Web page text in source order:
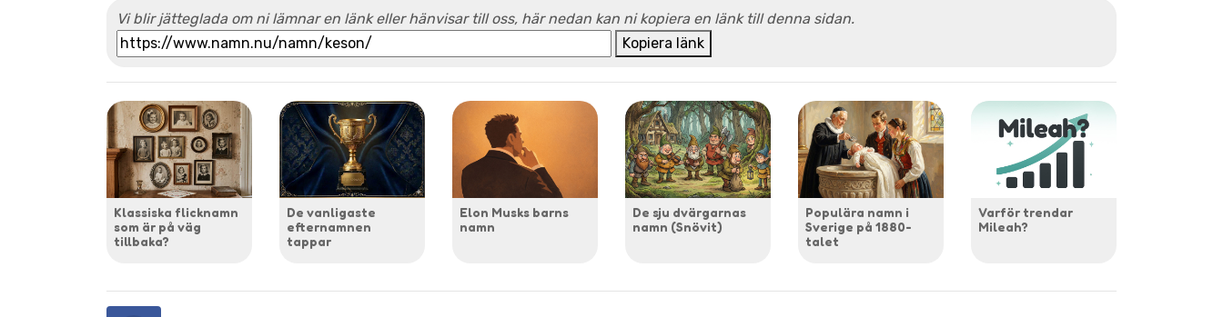
Vi blir jätteglada om ni lämnar en länk eller hänvisar till oss, här nedan kan ni kopiera en länk till denna sidan.
Kopiera länk
Klassiska flicknamn
som är på väg
tillbaka?
De vanligaste
efternamnen
tappar
Elon Musks barns
namn
De sju dvärgarnas
namn (Snövit)
Populära namn i
Sverige på 1880-
talet
Varför trendar
Mileah?